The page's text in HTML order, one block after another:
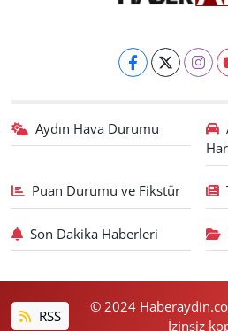
Aydın Hava Durumu
Puan Durumu ve Fikstür
Son Dakika Haberleri
RSS
© 2024
İzinsiz